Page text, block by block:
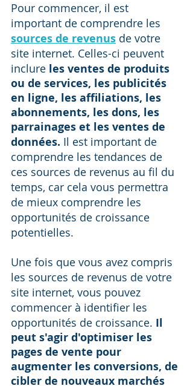
Pour commencer, il est
important de comprendre les
sources de revenus de votre
site internet. Celles-ci peuvent
inclure les ventes de produits
ou de services, les publicités
en ligne, les affiliations, les
abonnements, les dons, les
parrainages et les ventes de
données. Il est important de
comprendre les tendances de
ces sources de revenus au fil du
temps, car cela vous permettra
de mieux comprendre les
opportunités de croissance
potentielles.
Une fois que vous avez compris
les sources de revenus de votre
site internet, vous pouvez
commencer à identifier les
opportunités de croissance. Il
peut s'agir d'optimiser les
pages de vente pour
augmenter les conversions, de
cibler de nouveaux marchés